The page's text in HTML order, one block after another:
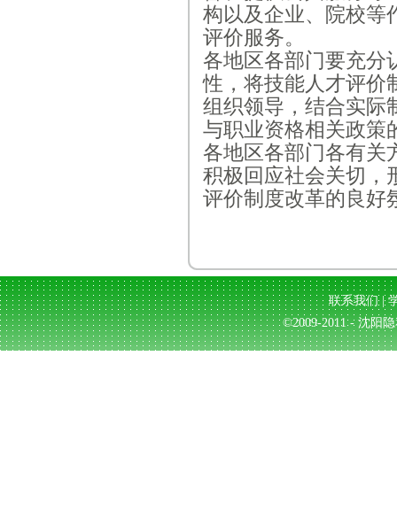
构以及企业、院校等
评价服务。
各地区各部门要充分
性，将技能人才评价
组织领导，结合实际
与职业资格相关政策
各地区各部门各有关
积极回应社会关切，
评价制度改革的良好
联系我们|
©2009-2011 - 沈阳